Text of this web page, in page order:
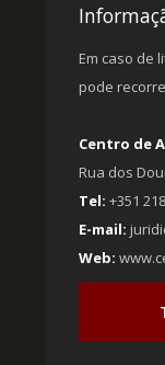
Em caso de
pode
Centro de
Rua dos
Tel: +351
E-mail:
Web: